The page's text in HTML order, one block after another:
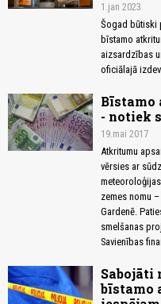
1.jan 2023
Šogad būtiski
bīstamo
aizsardzības
oficiālajā
Bīstamo
- notiek
19.mai 2017
Atkritumu
vērsies ar
zemes nomu
Gardenē.
smelšanas
Savienības
Sabojāti
bīstamo